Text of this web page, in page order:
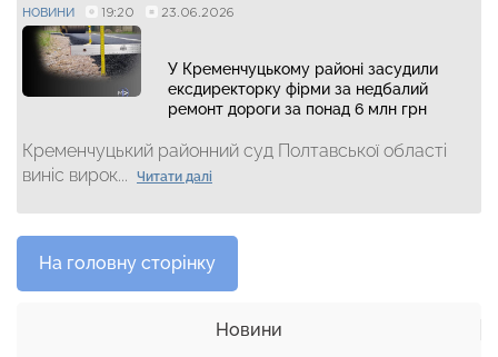
НОВИНИ 19:20 23.06.2026
У Кременчуцькому районі засудили
ексдиректорку фірми за недбалий
ремонт дороги за понад 6 млн грн
Кременчуцький районний суд Полтавської області
виніс вирок...
Читати далі
На головну сторінку
Новини